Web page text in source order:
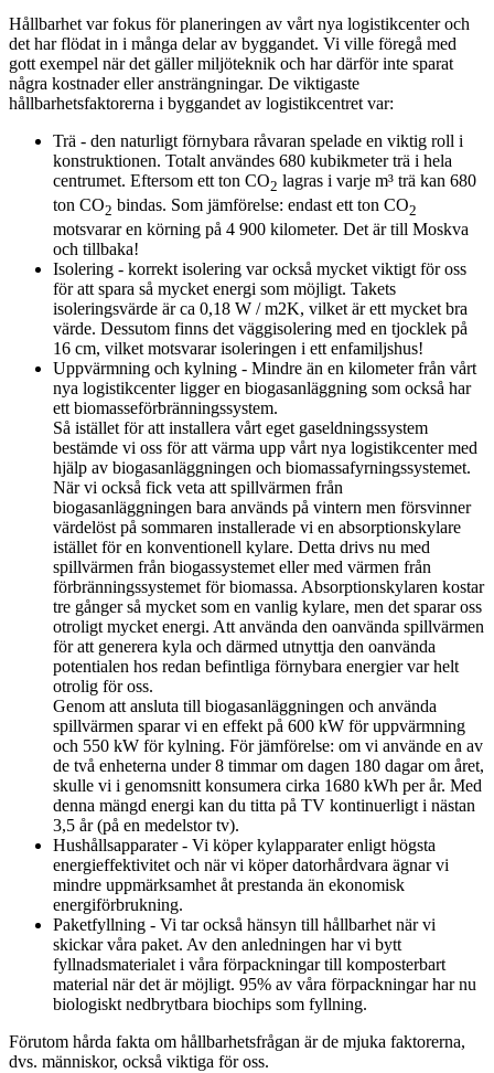
Hållbarhet var fokus för planeringen av vårt nya logistikcenter och
det har flödat in i många delar av byggandet. Vi ville föregå med
gott exempel när det gäller miljöteknik och har därför inte sparat
några kostnader eller ansträngningar. De viktigaste
hållbarhetsfaktorerna i byggandet av logistikcentret var:
Trä - den naturligt förnybara råvaran spelade en viktig roll i
konstruktionen. Totalt användes 680 kubikmeter trä i hela
centrumet. Eftersom ett ton CO2 lagras i varje m³ trä kan 680
ton CO2 bindas. Som jämförelse: endast ett ton CO2
motsvarar en körning på 4 900 kilometer. Det är till Moskva
och tillbaka!
Isolering - korrekt isolering var också mycket viktigt för oss
för att spara så mycket energi som möjligt. Takets
isoleringsvärde är ca 0,18 W / m2K, vilket är ett mycket bra
värde. Dessutom finns det väggisolering med en tjocklek på
16 cm, vilket motsvarar isoleringen i ett enfamiljshus!
Uppvärmning och kylning - Mindre än en kilometer från vårt
nya logistikcenter ligger en biogasanläggning som också har
ett biomasseförbränningssystem.
Så istället för att installera vårt eget gaseldningssystem
bestämde vi oss för att värma upp vårt nya logistikcenter med
hjälp av biogasanläggningen och biomassafyrningssystemet.
När vi också fick veta att spillvärmen från
biogasanläggningen bara används på vintern men försvinner
värdelöst på sommaren installerade vi en absorptionskylare
istället för en konventionell kylare. Detta drivs nu med
spillvärmen från biogassystemet eller med värmen från
förbränningssystemet för biomassa. Absorptionskylaren kostar
tre gånger så mycket som en vanlig kylare, men det sparar oss
otroligt mycket energi. Att använda den oanvända spillvärmen
för att generera kyla och därmed utnyttja den oanvända
potentialen hos redan befintliga förnybara energier var helt
otrolig för oss.
Genom att ansluta till biogasanläggningen och använda
spillvärmen sparar vi en effekt på 600 kW för uppvärmning
och 550 kW för kylning. För jämförelse: om vi använde en av
de två enheterna under 8 timmar om dagen 180 dagar om året,
skulle vi i genomsnitt konsumera cirka 1680 kWh per år. Med
denna mängd energi kan du titta på TV kontinuerligt i nästan
3,5 år (på en medelstor tv).
Hushållsapparater - Vi köper kylapparater enligt högsta
energieffektivitet och när vi köper datorhårdvara ägnar vi
mindre uppmärksamhet åt prestanda än ekonomisk
energiförbrukning.
Paketfyllning - Vi tar också hänsyn till hållbarhet när vi
skickar våra paket. Av den anledningen har vi bytt
fyllnadsmaterialet i våra förpackningar till komposterbart
material när det är möjligt. 95% av våra förpackningar har nu
biologiskt nedbrytbara biochips som fyllning.
Förutom hårda fakta om hållbarhetsfrågan är de mjuka faktorerna,
dvs. människor, också viktiga för oss.